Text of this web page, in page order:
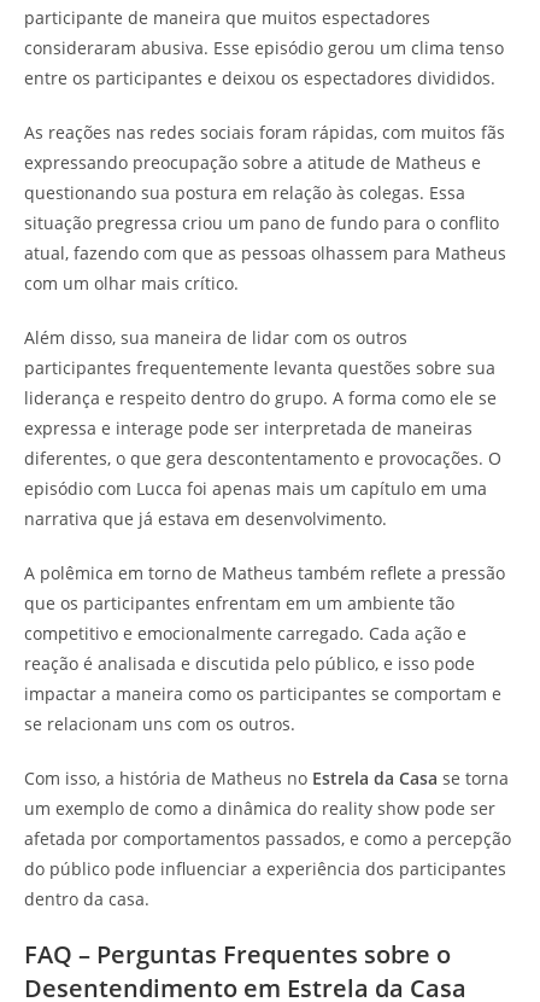
participante de maneira que muitos espectadores
consideraram abusiva. Esse episódio gerou um clima tenso
entre os participantes e deixou os espectadores divididos.
As reações nas redes sociais foram rápidas, com muitos fãs
expressando preocupação sobre a atitude de Matheus e
questionando sua postura em relação às colegas. Essa
situação pregressa criou um pano de fundo para o conflito
atual, fazendo com que as pessoas olhassem para Matheus
com um olhar mais crítico.
Além disso, sua maneira de lidar com os outros
participantes frequentemente levanta questões sobre sua
liderança e respeito dentro do grupo. A forma como ele se
expressa e interage pode ser interpretada de maneiras
diferentes, o que gera descontentamento e provocações. O
episódio com Lucca foi apenas mais um capítulo em uma
narrativa que já estava em desenvolvimento.
A polêmica em torno de Matheus também reflete a pressão
que os participantes enfrentam em um ambiente tão
competitivo e emocionalmente carregado. Cada ação e
reação é analisada e discutida pelo público, e isso pode
impactar a maneira como os participantes se comportam e
se relacionam uns com os outros.
Com isso, a história de Matheus no Estrela da Casa se torna
um exemplo de como a dinâmica do reality show pode ser
afetada por comportamentos passados, e como a percepção
do público pode influenciar a experiência dos participantes
dentro da casa.
FAQ – Perguntas Frequentes sobre o
Desentendimento em Estrela da Casa